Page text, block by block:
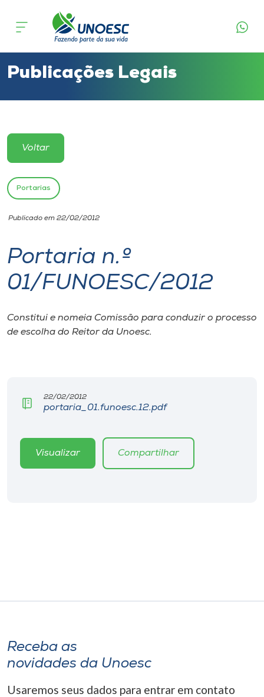
Cursos
Atendimento ao Estudante
Portal de Ensino
Unoesc
Internacionalização
I.nova
Diplomados
CPA
Editora
Selecione
o idioma
Publicações Legais
Voltar
Portarias
Publicado em 22/02/2012
Portaria n.º
01/FUNOESC/2012
Constitui e nomeia Comissão para conduzir o processo
de escolha do Reitor da Unoesc.
22/02/2012
portaria_01.funoesc.12.pdf
Visualizar Compartilhar
Receba as
novidades da Unoesc
Usaremos seus dados para entrar em contato